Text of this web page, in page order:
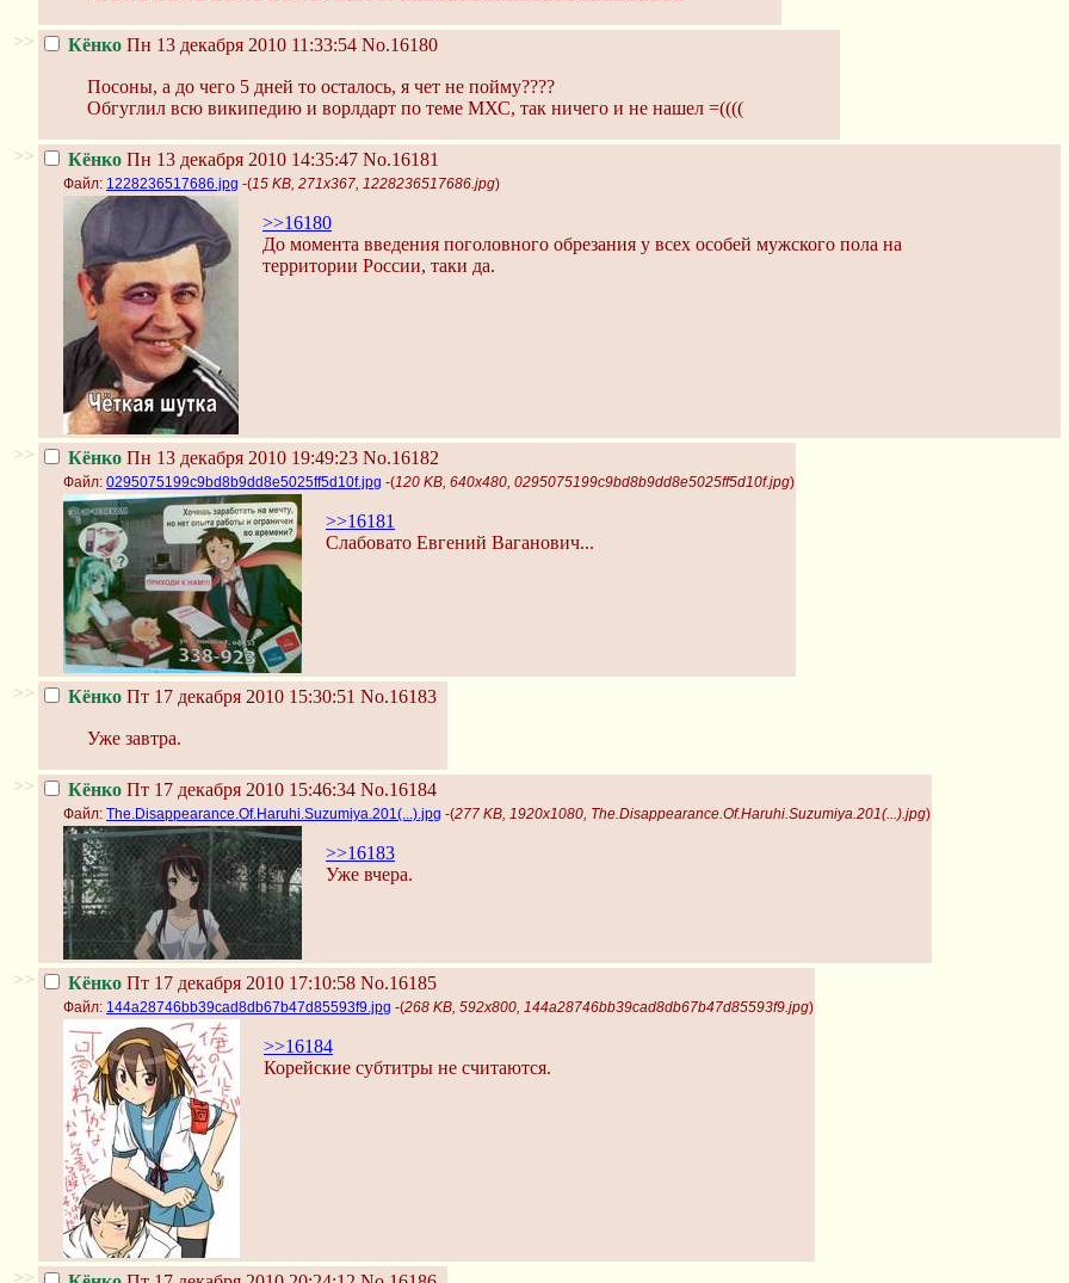
>> Кёнко Пн 13 декабря 2010 11:33:54 No.16180
Посоны, а до чего 5 дней то осталось, я чет не пойму????
Обгуглил всю википедию и ворлдарт по теме МХС, так ничего и не нашел =((((
>> Кёнко Пн 13 декабря 2010 14:35:47 No.16181
Файл: 1228236517686.jpg -(15 KB, 271x367, 1228236517686.jpg)
>>16180
До момента введения поголовного обрезания у всех особей мужского пола на
территории России, таки да.
>> Кёнко Пн 13 декабря 2010 19:49:23 No.16182
Файл: 0295075199c9bd8b9dd8e5025ff5d10f.jpg -(120 KB, 640x480, 0295075199c9bd8b9dd8e5025ff5d10f.jpg)
>>16181
Слабовато Евгений Ваганович...
>> Кёнко Пт 17 декабря 2010 15:30:51 No.16183
Уже завтра.
>> Кёнко Пт 17 декабря 2010 15:46:34 No.16184
Файл: The.Disappearance.Of.Haruhi.Suzumiya.201(...).jpg -(277 KB, 1920x1080, The.Disappearance.Of.Haruhi.Suzumiya.201(...).jpg)
>>16183
Уже вчера.
>> Кёнко Пт 17 декабря 2010 17:10:58 No.16185
Файл: 144a28746bb39cad8db67b47d85593f9.jpg -(268 KB, 592x800, 144a28746bb39cad8db67b47d85593f9.jpg)
>>16184
Корейские субтитры не считаются.
>>